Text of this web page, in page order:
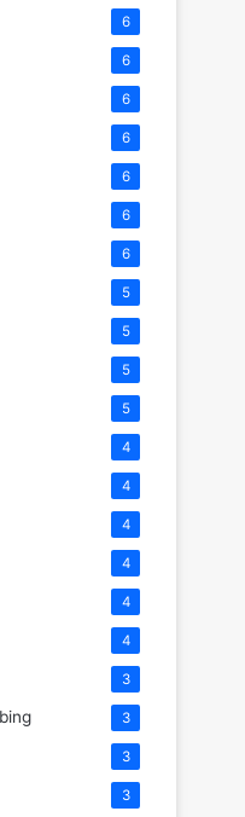
6
6
6
6
6
6
6
5
5
5
5
4
4
4
4
4
4
3
3
3
3